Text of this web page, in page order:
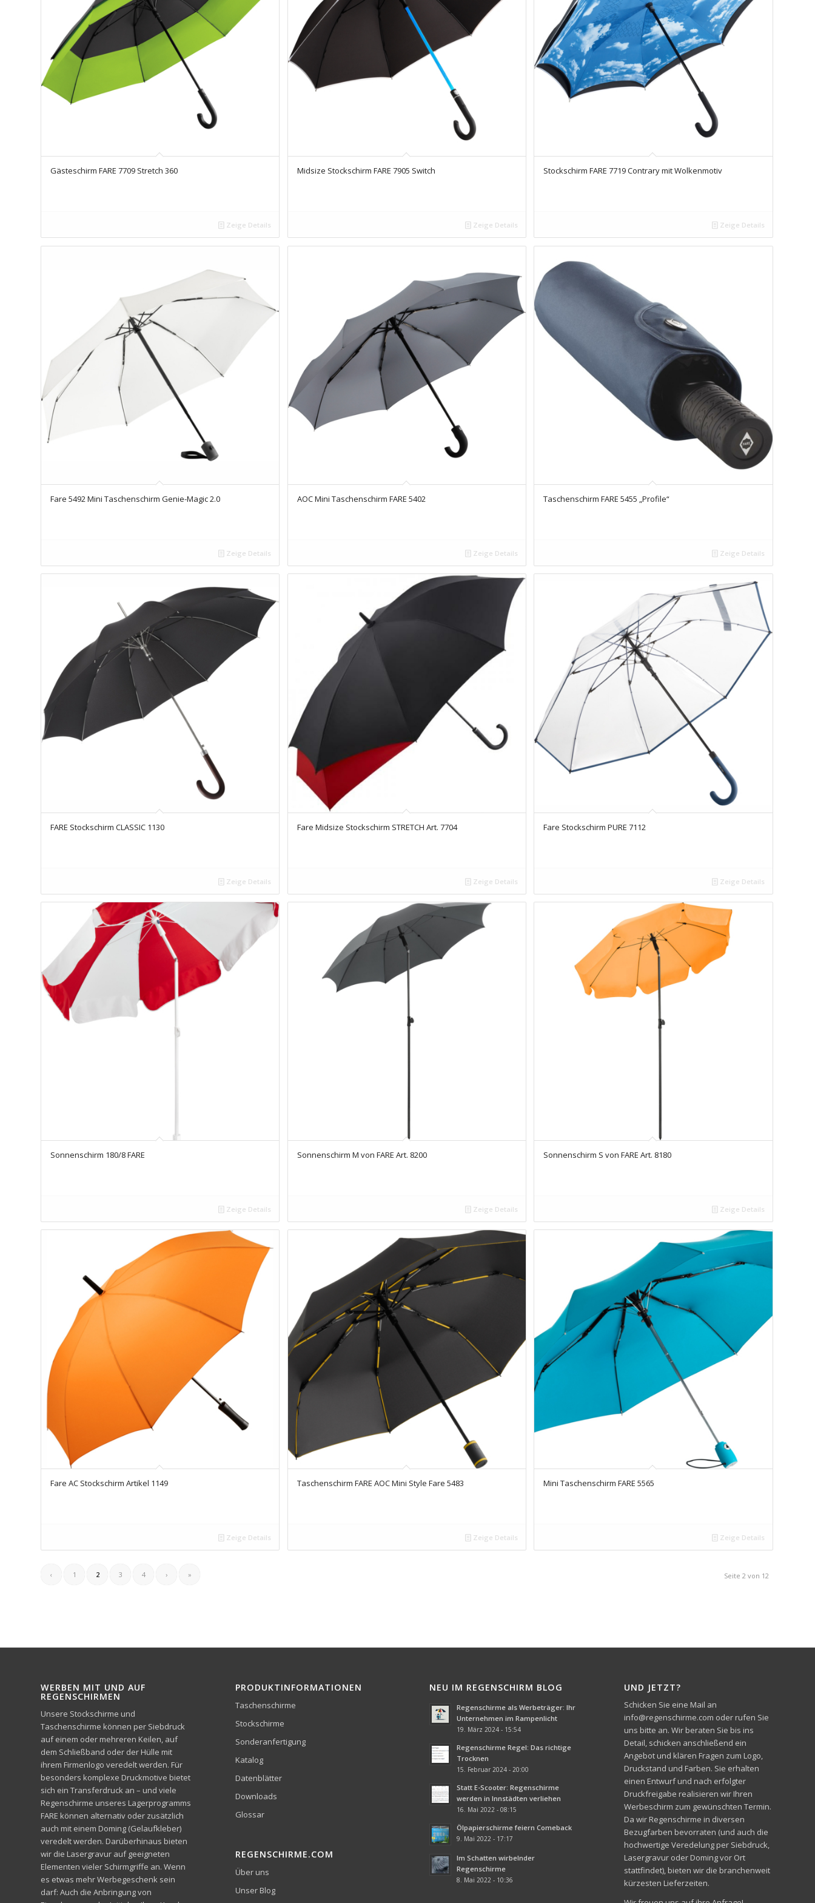
Gästeschirm FARE 7709 Stretch 360
Zeige Details
Midsize Stockschirm FARE 7905 Switch
Zeige Details
Stockschirm FARE 7719 Contrary mit Wolkenmotiv
Zeige Details
Fare 5492 Mini Taschenschirm Genie-Magic 2.0
Zeige Details
AOC Mini Taschenschirm FARE 5402
Zeige Details
Taschenschirm FARE 5455 „Profile“
Zeige Details
FARE Stockschirm CLASSIC 1130
Zeige Details
Fare Midsize Stockschirm STRETCH Art. 7704
Zeige Details
Fare Stockschirm PURE 7112
Zeige Details
Sonnenschirm 180/8 FARE
Zeige Details
Sonnenschirm M von FARE Art. 8200
Zeige Details
Sonnenschirm S von FARE Art. 8180
Zeige Details
Fare AC Stockschirm Artikel 1149
Zeige Details
Taschenschirm FARE AOC Mini Style Fare 5483
Zeige Details
Mini Taschenschirm FARE 5565
Zeige Details
Seite 2 von 12
‹ 1 2 3 4 › »
WERBEN MIT UND AUF
REGENSCHIRMEN
Unsere Stockschirme und
Taschenschirme können per Siebdruck
auf einem oder mehreren Keilen, auf
dem Schließband oder der Hülle mit
ihrem Firmenlogo veredelt werden. Für
besonders komplexe Druckmotive bietet
sich ein Transferdruck an – und viele
Regenschirme unseres Lagerprogramms
FARE können alternativ oder zusätzlich
auch mit einem Doming (Gelaufkleber)
veredelt werden. Darüberhinaus bieten
wir die Lasergravur auf geeigneten
Elementen vieler Schirmgriffe an. Wenn
es etwas mehr Werbegeschenk sein
darf: Auch die Anbringung von
PRODUKTINFORMATIONEN
Taschenschirme
Stockschirme
Sonderanfertigung
Katalog
Datenblätter
Downloads
Glossar
REGENSCHIRME.COM
Über uns
Unser Blog
NEU IM REGENSCHIRM BLOG
Regenschirme als Werbeträger: Ihr
Unternehmen im Rampenlicht
19. März 2024 - 15:54
Regenschirme Regel: Das richtige
Trocknen
15. Februar 2024 - 20:00
Statt E-Scooter: Regenschirme
werden in Innstädten verliehen
16. Mai 2022 - 08:15
Ölpapierschirme feiern Comeback
9. Mai 2022 - 17:17
Im Schatten wirbelnder
Regenschirme
8. Mai 2022 - 10:36
UND JETZT?
Schicken Sie eine Mail an
info@regenschirme.com oder rufen Sie
uns bitte an. Wir beraten Sie bis ins
Detail, schicken anschließend ein
Angebot und klären Fragen zum Logo,
Druckstand und Farben. Sie erhalten
einen Entwurf und nach erfolgter
Druckfreigabe realisieren wir Ihren
Werbeschirm zum gewünschten Termin.
Da wir Regenschirme in diversen
Bezugfarben bevorraten (und auch die
hochwertige Veredelung per Siebdruck,
Lasergravur oder Doming vor Ort
stattfindet), bieten wir die branchenweit
kürzesten Lieferzeiten.